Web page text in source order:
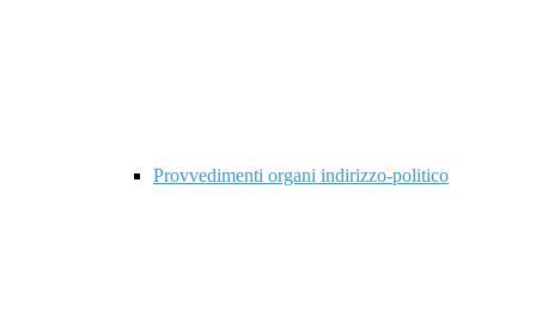
Provvedimenti organi indirizzo-politico